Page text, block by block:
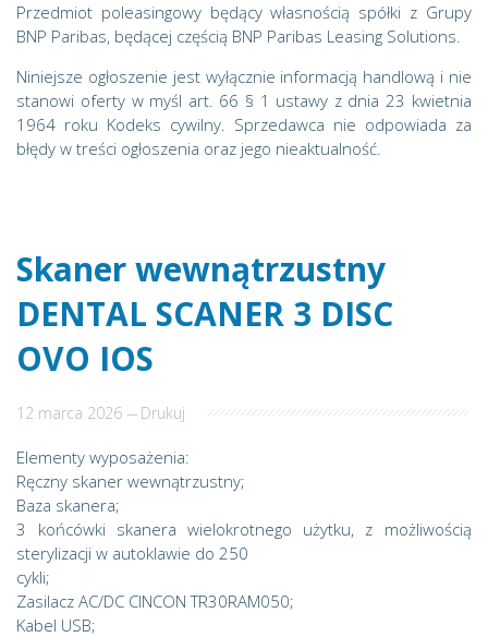
Przedmiot poleasingowy będący własnością spółki z Grupy
BNP Paribas, będącej częścią BNP Paribas Leasing Solutions.
Niniejsze ogłoszenie jest wyłącznie informacją handlową i nie
stanowi oferty w myśl art. 66 § 1 ustawy z dnia 23 kwietnia
1964 roku Kodeks cywilny. Sprzedawca nie odpowiada za
błędy w treści ogłoszenia oraz jego nieaktualność.
Skaner wewnątrzustny
DENTAL SCANER 3 DISC
OVO IOS
12 marca 2026--- Drukuj
Elementy wyposażenia:
Ręczny skaner wewnątrzustny;
Baza skanera;
3 końcówki skanera wielokrotnego użytku, z możliwością
sterylizacji w autoklawie do 250
cykli;
Zasilacz AC/DC CINCON TR30RAM050;
Kabel USB;